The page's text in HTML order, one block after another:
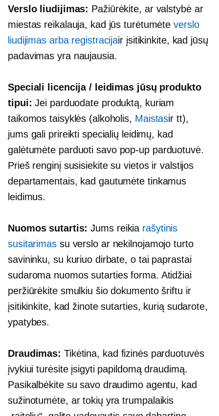
Verslo liudijimas: Pažiūrėkite, ar valstybė ar
miestas reikalauja, kad jūs turėtumėteverslo
liudijimas arba registracijair įsitikinkite, kad jūsų
padavimas yra naujausia.
Speciali licencija / leidimas jūsų produkto
tipui: Jei parduodate produktą, kuriam
taikomos taisyklės (alkoholis, Maistasir tt),
jums gali prireikti specialių leidimų, kad
galėtumėte parduoti savo pop-upparduotuvė.
Prieš renginį susisiekite su vietos ir valstijos
departamentais, kad gautumėte tinkamus
leidimus.
Nuomos sutartis: Jums reikia rašytinis
susitarimassu verslo ar nekilnojamojo turto
savininku, su kuriuo dirbate, o tai paprastai
sudaroma nuomos sutarties forma. Atidžiai
peržiūrėkite smulkiu šio dokumento šriftu ir
įsitikinkite, kad žinote sutarties, kurią sudarote,
ypatybes.
Draudimas: Tikėtina, kad fizinės parduotuvės
įvykiui turėsite įsigyti papildomą draudimą.
Pasikalbėkite su savo draudimo agentu, kad
sužinotumėte, ar tokių yratrumpalaikis